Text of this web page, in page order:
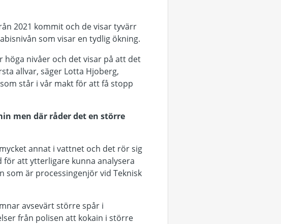
2021 kommit och de visar tyvärr
som visar en tydlig ökning.
höga nivåer och det visar på att det
allvar, säger Lotta Hjoberg,
står i vår makt för att få stopp
men där råder det en större
annat i vattnet och det rör sig
att ytterligare kunna analysera
som är processingenjör vid Teknisk
avsevärt större spår i
från polisen att kokain i större